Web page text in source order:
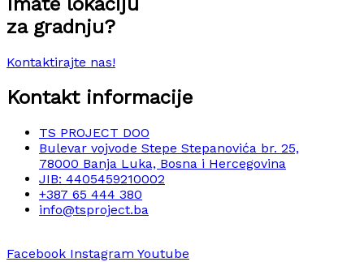
za gradnju?
Kontaktirajte nas!
Kontakt informacije
TS PROJECT DOO
Bulevar vojvode Stepe Stepanovića br. 25,
78000 Banja Luka, Bosna i Hercegovina
JIB: 4405459210002
+387 65 444 380
info@tsproject.ba
Facebook Instagram Youtube